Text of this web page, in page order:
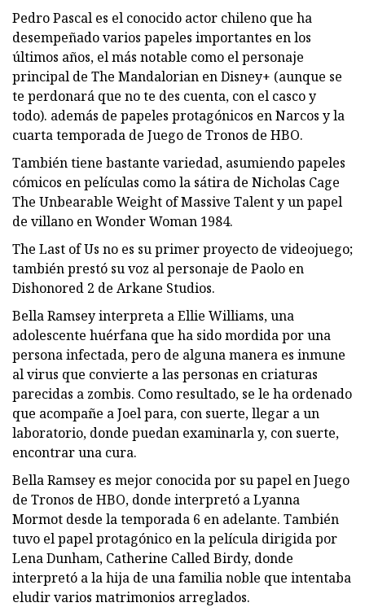
Pedro Pascal es el conocido actor chileno que ha
desempeñado varios papeles importantes en los
últimos años, el más notable como el personaje
principal de The Mandalorian en Disney+ (aunque se
te perdonará que no te des cuenta, con el casco y
todo). además de papeles protagónicos en Narcos y la
cuarta temporada de Juego de Tronos de HBO.
También tiene bastante variedad, asumiendo papeles
cómicos en películas como la sátira de Nicholas Cage
The Unbearable Weight of Massive Talent y un papel
de villano en Wonder Woman 1984.
The Last of Us no es su primer proyecto de videojuego;
también prestó su voz al personaje de Paolo en
Dishonored 2 de Arkane Studios.
Bella Ramsey interpreta a Ellie Williams, una
adolescente huérfana que ha sido mordida por una
persona infectada, pero de alguna manera es inmune
al virus que convierte a las personas en criaturas
parecidas a zombis. Como resultado, se le ha ordenado
que acompañe a Joel para, con suerte, llegar a un
laboratorio, donde puedan examinarla y, con suerte,
encontrar una cura.
Bella Ramsey es mejor conocida por su papel en Juego
de Tronos de HBO, donde interpretó a Lyanna
Mormot desde la temporada 6 en adelante. También
tuvo el papel protagónico en la película dirigida por
Lena Dunham, Catherine Called Birdy, donde
interpretó a la hija de una familia noble que intentaba
eludir varios matrimonios arreglados.